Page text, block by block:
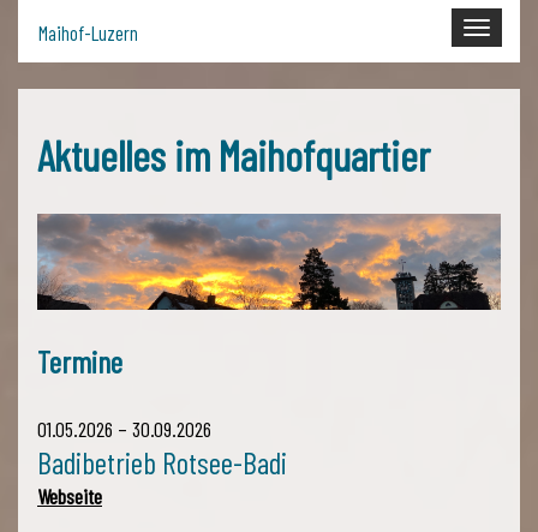
Toggle
Maihof-Luzern
Aktuelles im Maihofquartier
Termine
01.05.2026 – 30.09.2026
Badibetrieb Rotsee-Badi
Webseite